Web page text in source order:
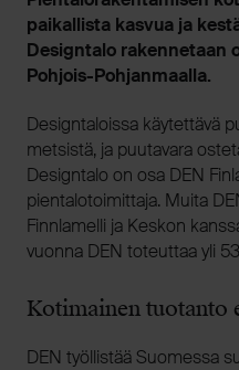
paikallista kasvua ja
Designtalo rakennetaan
Pohjois-Pohjanmaalla.
Designtaloissa käytettävä
metsistä, ja puutavara
Designtalo on osa DEN
pientalotoimittaja. Muita
Finnlamelli ja Keskon
vuonna DEN toteuttaa yli
Kotimainen tuotanto
DEN työllistää Suomessa